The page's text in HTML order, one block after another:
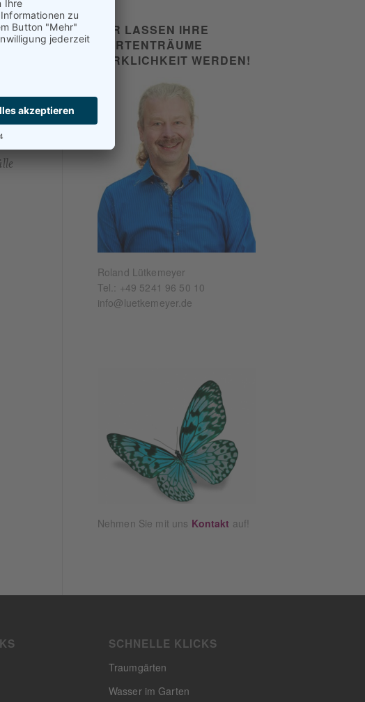
WIR LASSEN IHRE
GARTENTRÄUME
WIRKLICHKEIT WERDEN!
Roland Lütkemeyer
Tel.: +49 5241 96 50 10
info@luetkemeyer.de
Nehmen Sie mit uns Kontakt auf!
SCHNELLE KLICKS
Traumgärten
Wasser im Garten